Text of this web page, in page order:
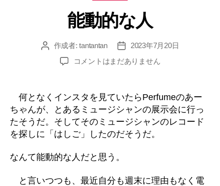
ゴ
リ
能動的な人
投 作成者:tantantan
投
稿
日
2023年7月20日
能
な
へ
の
コメントはまだありません
何となくインスタを見ていたらPerfumeのあー
ちゃんが、とあるミュージシャンの展示会に行っ
たそうだ。そしてそのミュージシャンのレコード
を探しに「はしご」したのだそうだ。
なんて能動的な人だと思う。
と言いつつも、最近自分も週末に理由もなく電